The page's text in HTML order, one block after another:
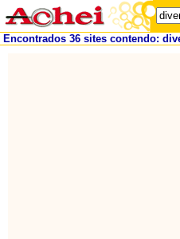
Encontrados 36 sites contendo: